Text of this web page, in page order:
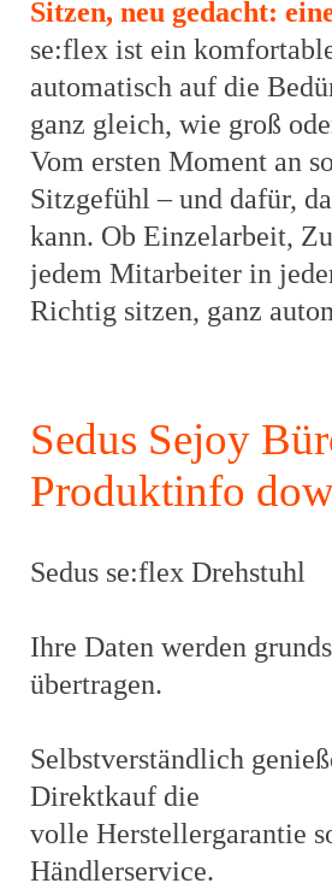
Sitzen, neu gedacht:
se:flex ist ein
automatisch auf die
ganz gleich, wie groß
Vom ersten Moment an
Sitzgefühl – und dafür,
kann. Ob Einzelarbeit,
jedem Mitarbeiter in
Richtig sitzen, ganz
Sedus Sejoy
Produktinfo
Sedus se:flex Drehstuhl
Ihre Daten werden
übertragen.
Selbstverständlich
Direktkauf die
volle Herstellergarantie
Händlerservice.